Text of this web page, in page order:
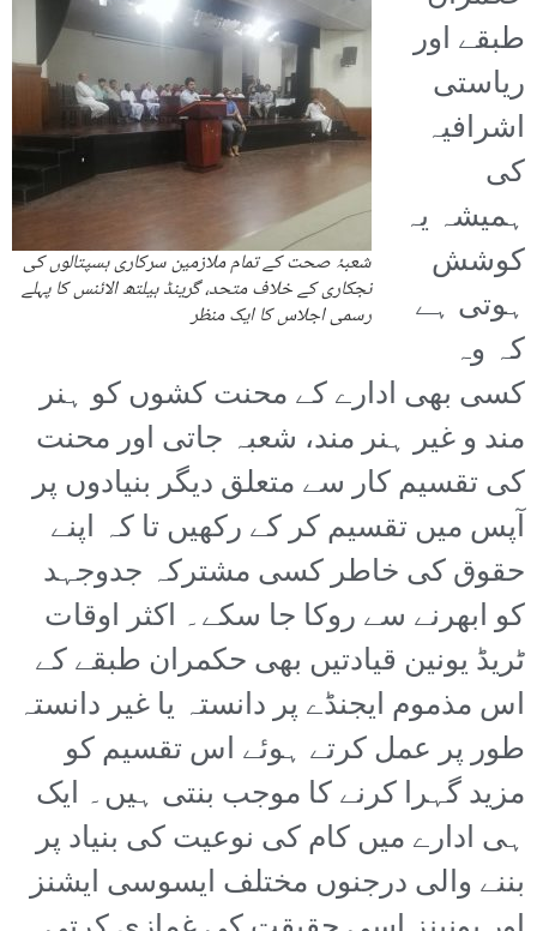
شعبۂ صحت کے تمام ملازمین سرکاری ہسپتالوں کی
نجکاری کے خلاف متحد، گرینڈ ہیلتھ الائنس کا پہلے
رسمی اجلاس کا ایک منظر
طبقے اور
ریاستی
اشرافیہ
کی
ہمیشہ یہ
کوشش
ہوتی ہے
کہ وہ
کسی بھی ادارے کے محنت کشوں کو ہنر
مند و غیر ہنر مند، شعبہ جاتی اور محنت
کی تقسیم کار سے متعلق دیگر بنیادوں پر
آپس میں تقسیم کر کے رکھیں تا کہ اپنے
حقوق کی خاطر کسی مشترکہ جدوجہد
کو ابھرنے سے روکا جا سکے۔ اکثر اوقات
ٹریڈ یونین قیادتیں بھی حکمران طبقے کے
اس مذموم ایجنڈے پر دانستہ یا غیر دانستہ
طور پر عمل کرتے ہوئے اس تقسیم کو
مزید گہرا کرنے کا موجب بنتی ہیں۔ ایک
ہی ادارے میں کام کی نوعیت کی بنیاد پر
بننے والی درجنوں مختلف ایسوسی ایشنز